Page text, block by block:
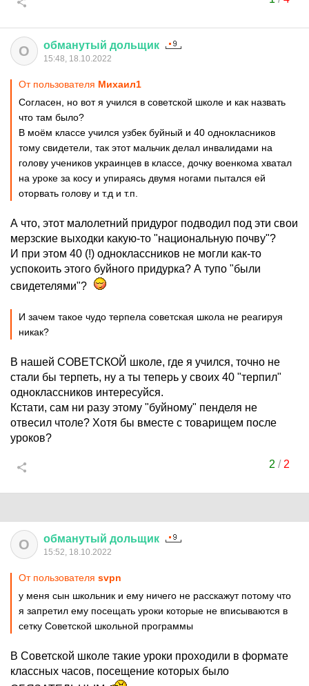
О обманутый дольщик
15:48, 18.10.2022
От пользователя Михаил1
Согласен, но вот я учился в советской школе и как назвать
что там было?
В моём классе учился узбек буйный и 40 однокласников
тому свидетели, так этот мальчик делал инвалидами на
голову учеников украинцев в классе, дочку военкома хватал
на уроке за косу и упираясь двумя ногами пытался ей
оторвать голову и т.д и т.п.
А что, этот малолетний придурог подводил под эти свои
мерзские выходки какую-то "национальную почву"?
И при этом 40 (!) одноклассников не могли как-то
успокоить этого буйного придурка? А тупо "были
свидетелями"?
И зачем такое чудо терпела советская школа не реагируя
никак?
В нашей СОВЕТСКОЙ школе, где я учился, точно не
стали бы терпеть, ну а ты теперь у своих 40 "терпил"
одноклассников интересуйся.
Кстати, сам ни разу этому "буйному" пенделя не
отвесил чтоле? Хотя бы вместе с товарищем после
уроков?
2 / 2
О обманутый дольщик
15:52, 18.10.2022
От пользователя svpn
у меня сын школьник и ему ничего не расскажут потому что
я запретил ему посещать уроки которые не вписываются в
сетку Советской школьной программы
В Советской школе такие уроки проходили в формате
классных часов, посещение которых было